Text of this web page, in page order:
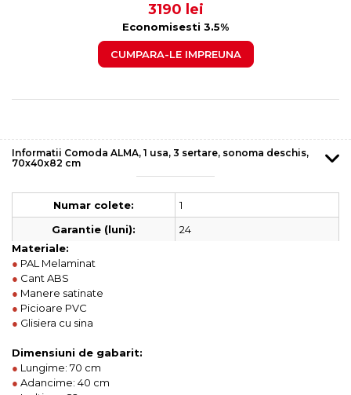
3190 lei
Economisesti 3.5%
CUMPARA-LE IMPREUNA
Informatii Comoda ALMA, 1 usa, 3 sertare, sonoma deschis,
70x40x82 cm
Numar colete:
1
Garantie (luni):
24
Materiale:
● PAL Melaminat
● Cant ABS
● Manere satinate
● Picioare PVC
● Glisiera cu sina
Dimensiuni de gabarit:
● Lungime: 70 cm
● Adancime: 40 cm